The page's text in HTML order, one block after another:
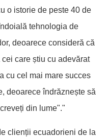
o istorie de peste 40 de
tehnologia de
deoarece consideră că
care știu cu adevărat
cu cel mai mare succes
deoarece îndrăznește să
din lume"."
clienții ecuadorieni de la